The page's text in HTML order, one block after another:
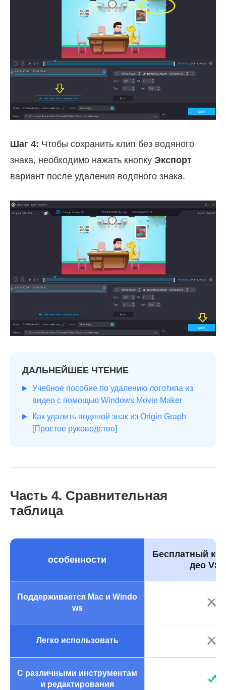
Шаг 4: Чтобы сохранить клип без водяного
знака, необходимо нажать кнопку Экспорт
вариант после удаления водяного знака.
ДАЛЬНЕЙШЕЕ ЧТЕНИЕ
Учебное пособие по удалению логотипа из
видео с помощью Windows Movie Maker
Как удалить водяной знак из Origin Graph
[Простое руководство]
Часть 4. Сравнительная
таблица
особенности
Бесплатный
део
Поддерживается Mac и Windo
ws
Легко использовать
С различными инструментам
и редактирования